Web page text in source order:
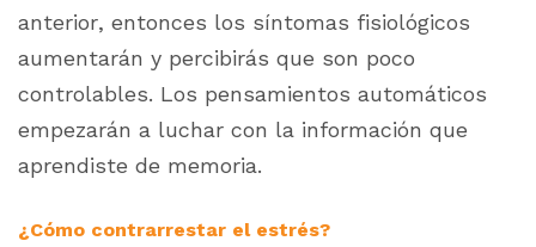
anterior, entonces los síntomas fisiológicos
aumentarán y percibirás que son poco
controlables. Los pensamientos automáticos
empezarán a luchar con la información que
aprendiste de memoria.
¿Cómo contrarrestar el estrés?